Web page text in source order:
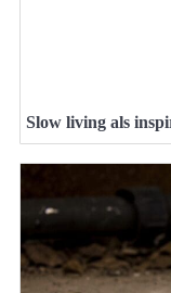
Slow living als